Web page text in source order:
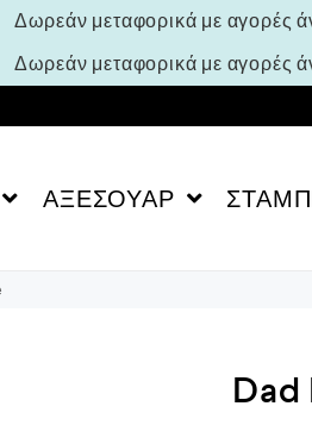
Δωρεάν μεταφορικά με αγορές
Δωρεάν μεταφορικά με αγορές
ΑΞΕΣΟΥΑΡ